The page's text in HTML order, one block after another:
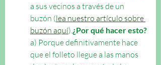
a sus vecinos a través de un
buzón (lea nuestro artículo sobre
buzón aquí). ¿Por qué hacer esto?
a) Porque definitivamente hace
que el folleto llegue a las manos